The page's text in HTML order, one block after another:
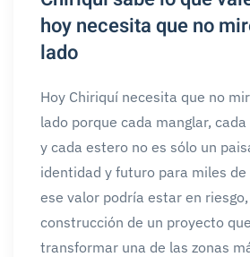
hoy necesita que no
lado
Hoy Chiriquí necesita que no
lado porque cada manglar,
y cada estero no es sólo un
identidad y futuro para miles
ese valor podría estar en
construcción de un proyecto
transformar una de las zonas